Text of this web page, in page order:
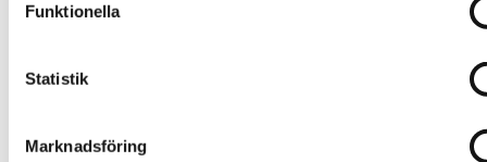
Funktionella
Statistik
Marknadsföring
Almi Invest investerar i Caplyzer för
grön vätgas